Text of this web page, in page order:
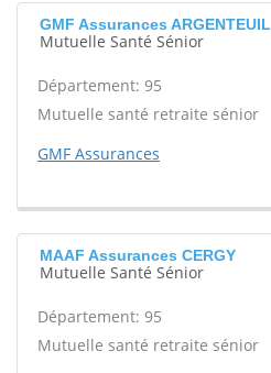
GMF Assurances ARGENTEUIL
Mutuelle Santé Sénior
Département: 95
Mutuelle santé retraite sénior
GMF Assurances
MAAF Assurances CERGY
Mutuelle Santé Sénior
Département: 95
Mutuelle santé retraite sénior